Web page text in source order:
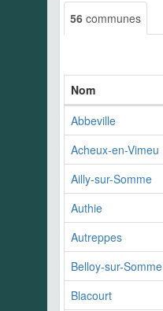
56 communes
Nom
Abbeville
Acheux-en-Vimeu
Ailly-sur-Somme
Authie
Autreppes
Belloy-sur-Somme
Blacourt